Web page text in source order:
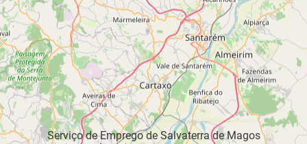
Serviço de Emprego de Salvaterra de Magos